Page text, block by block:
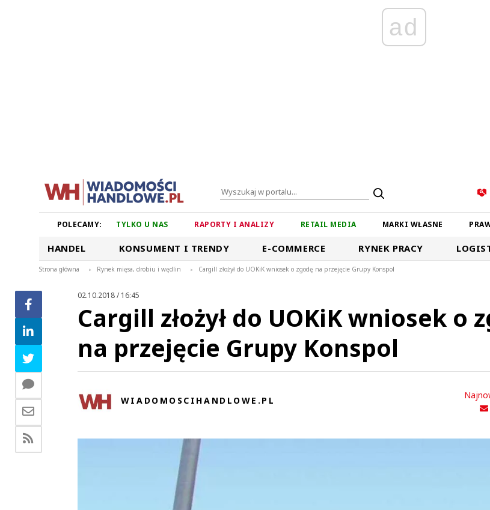
ad
POLECAMY: TYLKO U NAS RAPORTY I ANALIZY RETAIL MEDIA MARKI WŁASNE
HANDEL KONSUMENT I TRENDY E-COMMERCE RYNEK PRACY
Strona główna > Rynek mięsa, drobiu i wędlin > Cargill złożył do UOKiK wniosek o zgodę na przejęcie Grupy Konspol
02.10.2018 / 16:45
Cargill złożył do UOKiK wniosek o
na przejęcie Grupy Konspol
WIADOMOSCIHANDLOWE.PL